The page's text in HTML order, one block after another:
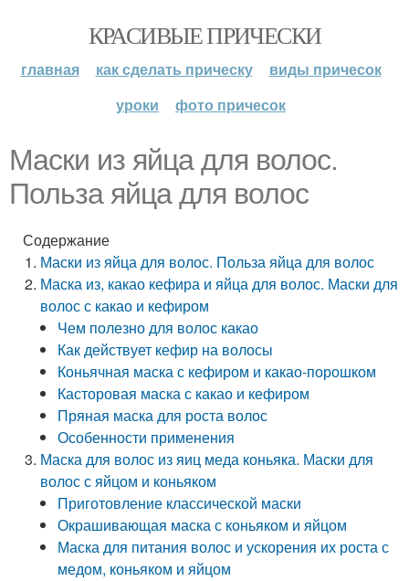
КРАСИВЫЕ ПРИЧЕСКИ
главная как сделать прическу
виды причесок
уроки
фото причесок
Маски из яйца для волос.
Польза яйца для волос
Содержание
Маски из яйца для волос. Польза яйца для волос
Маска из, какао кефира и яйца для волос. Маски для
волос с какао и кефиром
Чем полезно для волос какао
Как действует кефир на волосы
Коньячная маска с кефиром и какао-порошком
Касторовая маска с какао и кефиром
Пряная маска для роста волос
Особенности применения
Маска для волос из яиц меда коньяка. Маски для
волос с яйцом и коньяком
Приготовление классической маски
Окрашивающая маска с коньяком и яйцом
Маска для питания волос и ускорения их роста с
медом, коньяком и яйцом